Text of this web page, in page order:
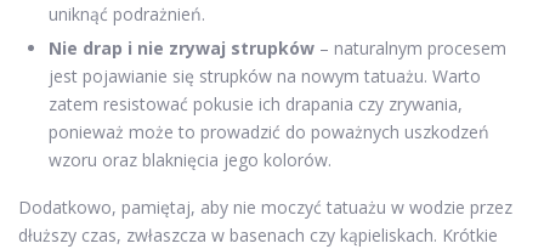
uniknąć podrażnień.
Nie drap i nie zrywaj strupków – naturalnym procesem
jest pojawianie się strupków na nowym tatuażu. Warto
zatem resistować pokusie ich drapania czy zrywania,
ponieważ może to prowadzić do poważnych uszkodzeń
wzoru oraz blaknięcia jego kolorów.
Dodatkowo, pamiętaj, aby nie moczyć tatuażu w wodzie przez
dłuższy czas, zwłaszcza w basenach czy kąpieliskach. Krótkie